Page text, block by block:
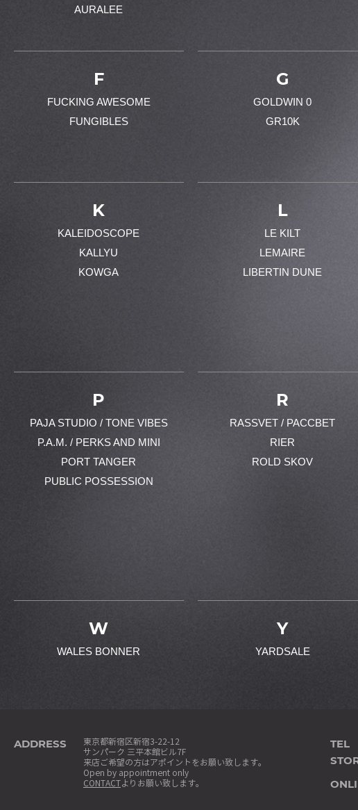
AURALEE
F
FUCKING AWESOME
FUNGIBLES
G
GOLDWIN 0
GR10K
K
KALEIDOSCOPE
KALLYU
KOWGA
L
LE KILT
LEMAIRE
LIBERTIN DUNE
P
PAJA STUDIO / TONE VIBES
P.A.M. / PERKS AND MINI
PORT TANGER
PUBLIC POSSESSION
R
RASSVET / PACCBET
RIER
ROLD SKOV
W
WALES BONNER
Y
YARDSALE
ADDRESS
東京都新宿区新宿3-22-12
サンパーク 三平本館ビル7F
来店ご希望の方はアポイントをお願い致します。
Open by appointment only
CONTACTよりお願い致します。
TEL